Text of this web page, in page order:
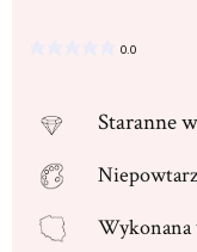
0.0
Staranne
Wykonana